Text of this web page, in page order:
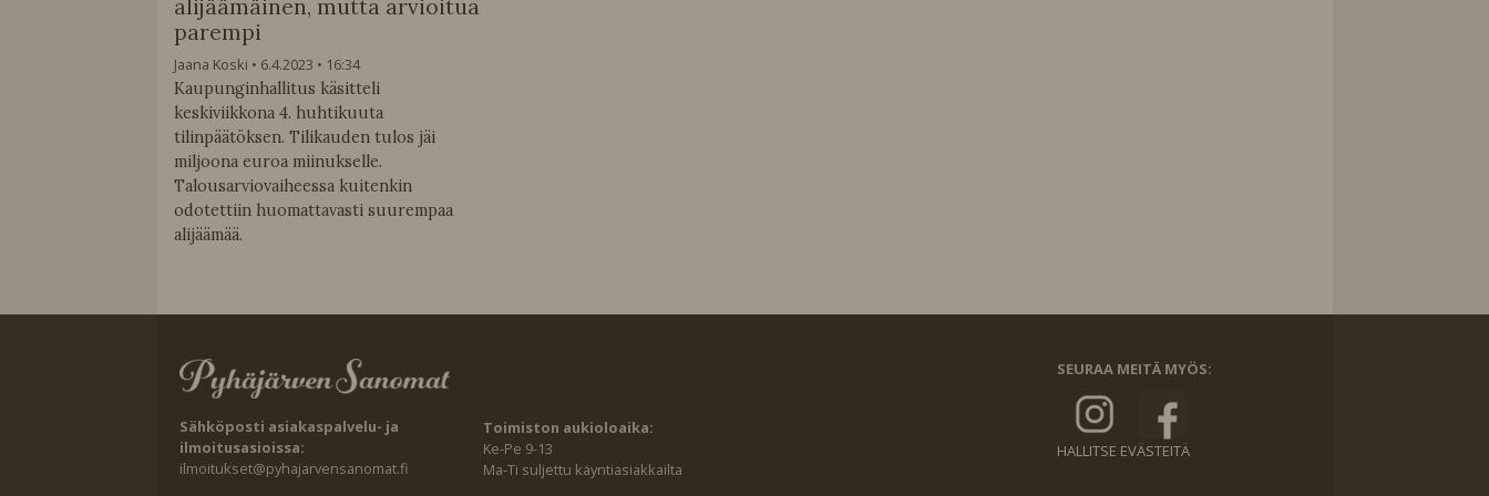
alijäämäinen, mutta arvioitua
parempi
Jaana Koski 6.4.2023
16:34
Kaupunginhallitus käsitteli
keskiviikkona 4. huhtikuuta
tilinpäätöksen. Tilikauden tulos jäi
miljoona euroa miinukselle.
Talousarviovaiheessa kuitenkin
odotettiin huomattavasti suurempaa
alijäämää.
Sähköposti asiakaspalvelu- ja
ilmoitusasioissa:
ilmoitukset@pyhajarvensanomat.fi
Toimiston aukioloaika:
Ke-Pe 9-13
Ma-Ti suljettu käyntiasiakkailta
SEURAA MEITÄ MYÖS:
HALLITSE EVÄSTEITÄ